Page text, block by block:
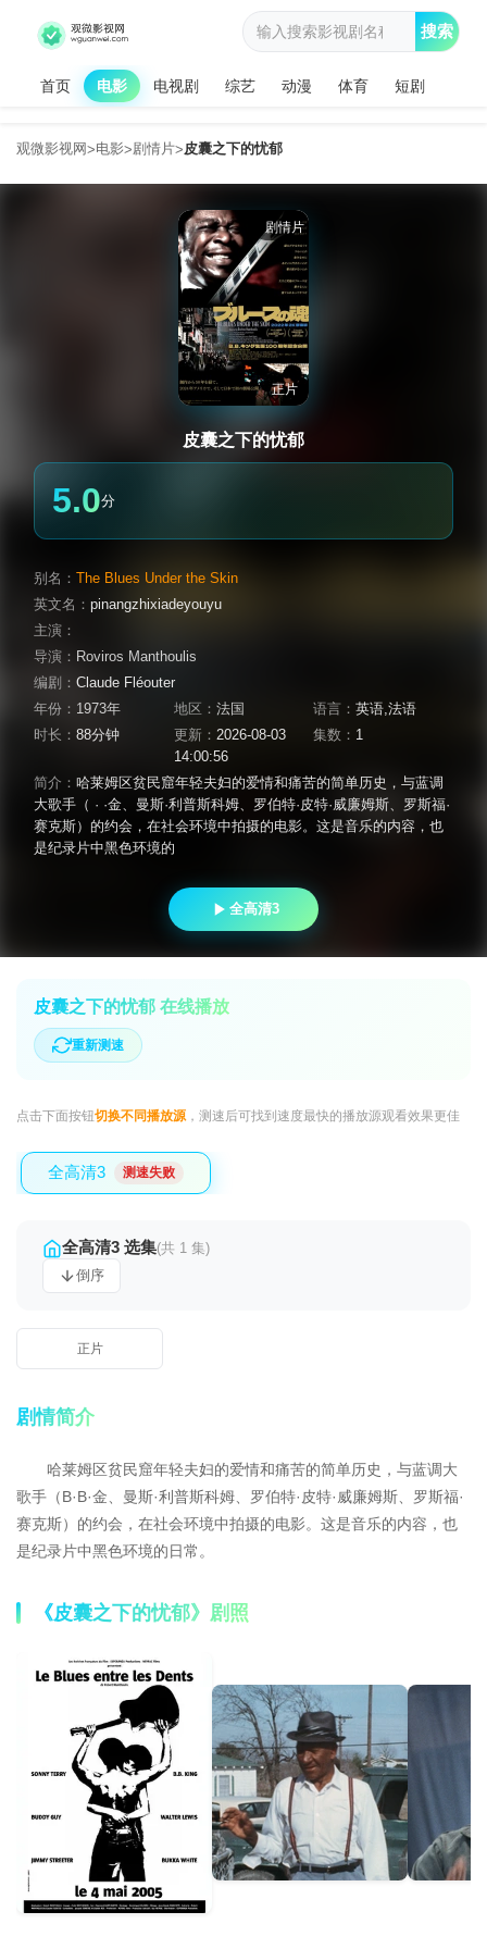
首页 电影 电视剧 综艺 动漫 体育 短剧
搜索
观微影视网>电影>剧情片>皮囊之下的忧郁
剧情片
正片
皮囊之下的忧郁
5.0分
别名： The Blues Under the Skin
英文名： pinangzhixiadeyouyu
主演：
导演： Roviros Manthoulis
编剧： Claude Fléouter
年份： 1973年 地区： 法国 语言：英语,法语
时长： 88分钟 更新： 2026-08-03
14:00:56
集数： 1
简介： 哈莱姆区贫民窟年轻夫妇的爱情和痛苦的简单历史，与蓝调
大歌手（ · ·金、曼斯·利普斯科姆、罗伯特·皮特·威廉姆斯、罗斯福·
赛克斯）的约会，在社会环境中拍摄的电影。这是音乐的内容，也
是纪录片中黑色环境的
全高清3
皮囊之下的忧郁 在线播放
重新测速
点击下面按钮切换不同播放源，测速后可找到速度最快的播放源观看效果更佳
全高清3 测速失败
全高清3 选集(共 1 集)
倒序
正片
剧情简介
哈莱姆区贫民窟年轻夫妇的爱情和痛苦的简单历史，与蓝调大
歌手（B·B·金、曼斯·利普斯科姆、罗伯特·皮特·威廉姆斯、罗斯福·
赛克斯）的约会，在社会环境中拍摄的电影。这是音乐的内容，也
是纪录片中黑色环境的日常。
《皮囊之下的忧郁》剧照